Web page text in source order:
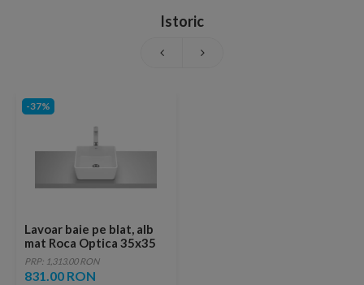
Istoric
-37%
Lavoar baie pe blat, alb
mat Roca Optica 35x35
cm
PRP: 1,313.00 RON
831.00 RON